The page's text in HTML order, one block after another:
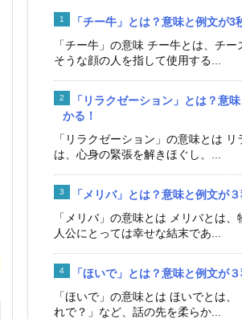
「チー牛」とは？意味と例文が3
「チー牛」の意味 チー牛とは、チ
そうな顔の人を指して使用する...
「リラクゼーション」とは？意
かる！
「リラクゼーション」の意味とは リ
は、心身の緊張を解きほぐし、...
「メリバ」とは？意味と例文が
「メリバ」の意味とは メリバとは
人公にとっては幸せな結末であ...
「ほいで」とは？意味と例文が
「ほいで」の意味とは ほいでとは
れで？」など、話の先を柔らか...